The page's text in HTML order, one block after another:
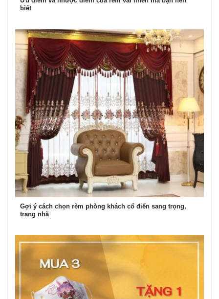
biết
Gợi ý cách chọn rèm phòng khách cổ điển sang trọng,
trang nhã